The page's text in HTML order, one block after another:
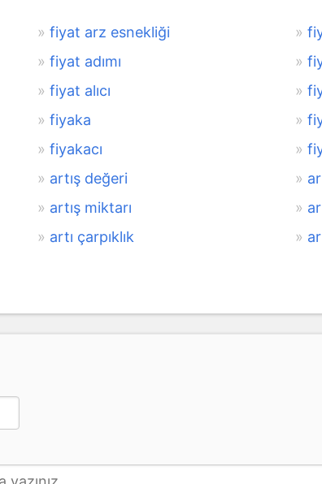
fiyat arz esnekliği
fiyat adımı
fiyat alıcı
fiyaka
fiyakacı
artış değeri
artış miktarı
artı çarpıklık